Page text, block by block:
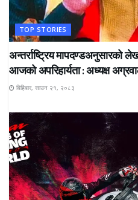
TOP STORIES
अन्तर्राष्ट्रिय मापदण्डअनुसारको
आजको अपरिहार्यता : अध्यक्ष
बिहिबार, साउन २१, २०८३